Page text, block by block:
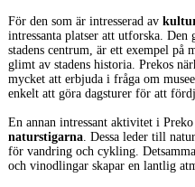
För den som är intresserad av
intressanta platser att utforska.
stadens centrum, är ett exempel på
glimt av stadens historia. Prekos
mycket att erbjuda i fråga om
enkelt att göra dagsturer för att
En annan intressant aktivitet i
naturstigarna. Dessa leder till
för vandring och cykling.
och vinodlingar skapar en lantlig